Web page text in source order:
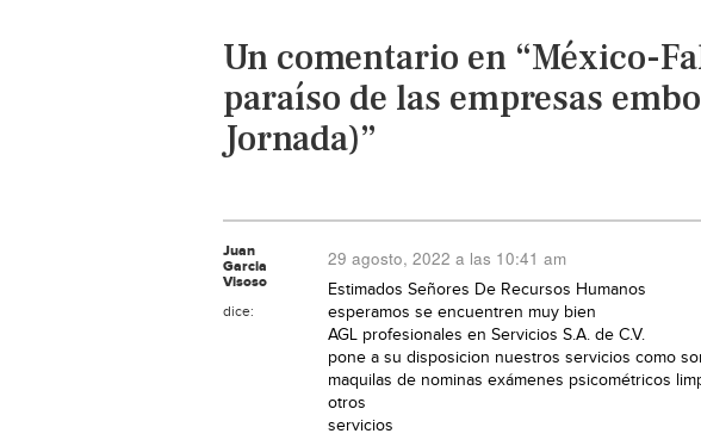
Un comentario en “México-
paraíso de las empresas
Jornada)”
Juan
Garcia
Visoso
dice:
29 agosto, 2022 a las 10:41 am
Estimados Señores De Recursos Humanos
esperamos se encuentren muy bien
AGL profesionales en Servicios S.A. de C.V.
pone a su disposicion nuestros servicios como
maquilas de nominas exámenes psicométricos
otros
servicios